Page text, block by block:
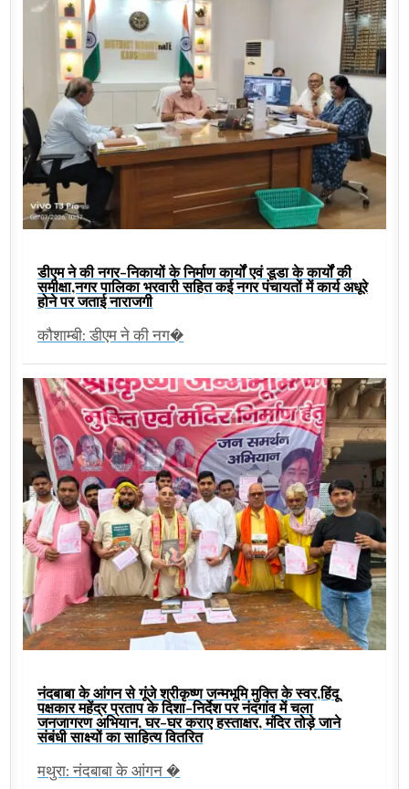
डीएम ने की नगर-निकायों के निर्माण कार्यों एवं डूडा के कार्यों की
समीक्षा,नगर पालिका भरवारी सहित कई नगर पंचायतों में कार्य अधूरे
होने पर जताई नाराजगी
कौशाम्बी: डीएम ने की नग�
नंदबाबा के आंगन से गूंजे श्रीकृष्ण जन्मभूमि मुक्ति के स्वर,हिंदू
पक्षकार महेंद्र प्रताप के दिशा-निर्देश पर नंदगांव में चला
जनजागरण अभियान, घर-घर कराए हस्ताक्षर, मंदिर तोड़े जाने
संबंधी साक्ष्यों का साहित्य वितरित
मथुरा: नंदबाबा के आंगन �